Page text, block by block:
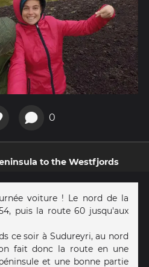
0
to the Westfjords
voiture ! Le nord de la
puis la route 60 jusqu'aux
ce soir à Sudureyri, au nord
fait donc la route en une
et une bonne partie